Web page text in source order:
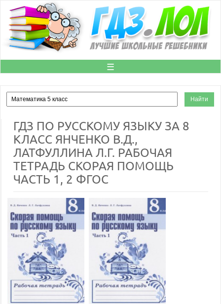
☰
ГДЗ ПО РУССКОМУ ЯЗЫКУ ЗА 8
КЛАСС ЯНЧЕНКО В.Д.,
ЛАТФУЛЛИНА Л.Г. РАБОЧАЯ
ТЕТРАДЬ СКОРАЯ ПОМОЩЬ
ЧАСТЬ 1, 2 ФГОС